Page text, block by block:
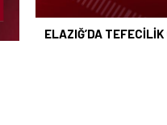
ELAZIĞ’DA